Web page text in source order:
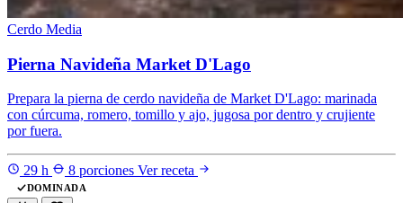
Cerdo Media
Pierna Navideña Market D'Lago
Prepara la pierna de cerdo navideña de Market D'Lago: marinada
con cúrcuma, romero, tomillo y ajo, jugosa por dentro y crujiente
por fuera.
29 h 8 porciones Ver receta
DOMINADA